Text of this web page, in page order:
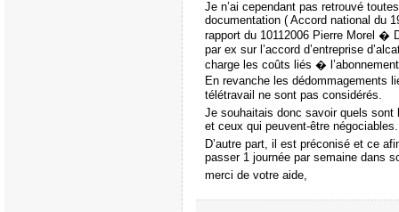
Je n’ai cependant pas retrouvé
documentation ( Accord national du
rapport du 10112006 Pierre Morel �
par ex sur l’accord d’entreprise
charge les coûts liés �
En revanche les dédommagements
télétravail ne sont pas considérés.
Je souhaitais donc savoir quels
et ceux qui peuvent-être négociables.
D’autre part, il est préconisé et ce
passer 1 journée par semaine dans
merci de votre aide,